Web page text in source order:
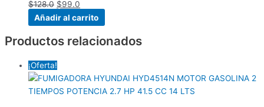
$128.0 $99.0
Añadir al carrito
Productos relacionados
¡Oferta!